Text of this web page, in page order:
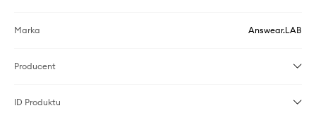
Marka Answear.LAB
Producent
ID Produktu